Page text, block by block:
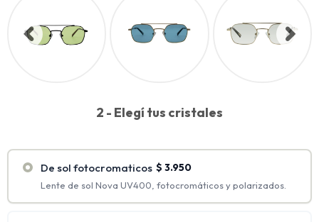
2 - Elegí tus cristales
De sol fotocromaticos $ 3.950
Lente de sol Nova UV400, fotocromáticos y polarizados.